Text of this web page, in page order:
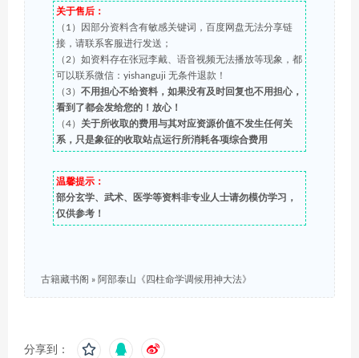
关于售后：
（1）因部分资料含有敏感关键词，百度网盘无法分享链
接，请联系客服进行发送；
（2）如资料存在张冠李戴、语音视频无法播放等现象，都
可以联系微信：yishanguji 无条件退款！
（3） 不用担心不给资料，如果没有及时回复也不用担心，
看到了都会发给您的！放心！
（4） 关于所收取的费用与其对应资源价值不发生任何关
系，只是象征的收取站点运行所消耗各项综合费用
温馨提示：
部分玄学、武术、医学等资料非专业人士请勿模仿学习，
仅供参考！
古籍藏书阁 » 阿部泰山《四柱命学调候用神大法》
分享到：